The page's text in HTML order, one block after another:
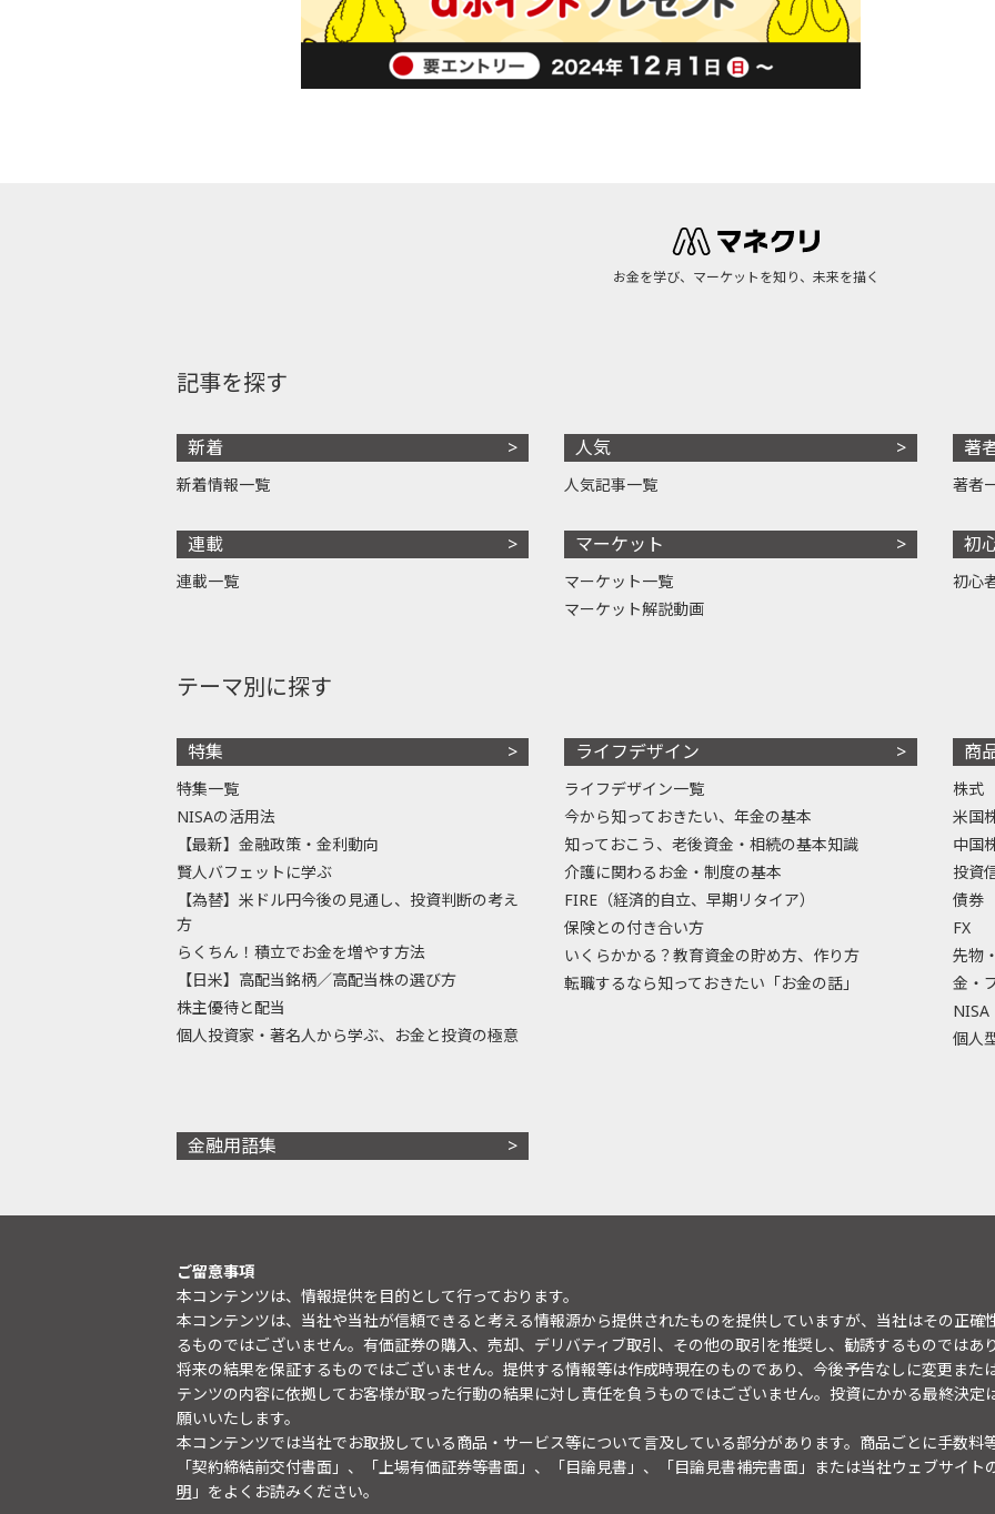
お金を学び、マーケットを知り、未来を描く
記事を探す
新着
新着情報一覧
連載
連載一覧
人気
人気記事一覧
マーケット
マーケット一覧
マーケット解説動画
著
著者
初
初心
テーマ別に探す
特集
特集一覧
NISAの活用法
【最新】金融政策・金利動向
賢人バフェットに学ぶ
【為替】米ドル円今後の見通し、投資判断の考え
方
らくちん！積立でお金を増やす方法
【日米】高配当銘柄／高配当株の選び方
株主優待と配当
個人投資家・著名人から学ぶ、お金と投資の極意
ライフデザイン
ライフデザイン一覧
今から知っておきたい、年金の基本
知っておこう、老後資金・相続の基本知識
介護に関わるお金・制度の基本
FIRE（経済的自立、早期リタイア）
保険との付き合い方
いくらかかる？教育資金の貯め方、作り方
転職するなら知っておきたい「お金の話」
商
株式
米国
中国
投資
債券
FX
先物
金・
NISA
個人
金融用語集
ご留意事項
本コンテンツは、情報提供を目的として行っております。
本コンテンツは、当社や当社が信頼できると考える情報源から提供されたものを提供していますが、当社はその正
るものではございません。有価証券の購入、売却、デリバティブ取引、その他の取引を推奨し、勧誘するものでは
将来の結果を保証するものではございません。提供する情報等は作成時現在のものであり、今後予告なしに変更また
テンツの内容に依拠してお客様が取った行動の結果に対し責任を負うものではございません。投資にかかる最終決
願いいたします。
本コンテンツでは当社でお取扱している商品・サービス等について言及している部分があります。商品ごとに手数料
「契約締結前交付書面」、「上場有価証券等書面」、「目論見書」、「目論見書補完書面」または当社ウェブサイト
明 」をよくお読みください。